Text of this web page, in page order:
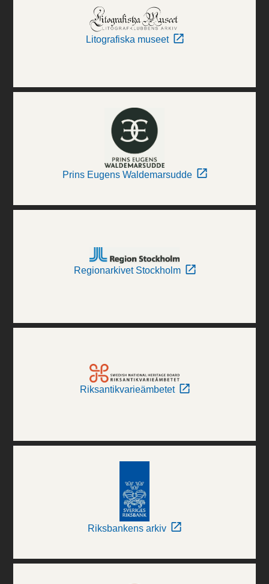
Litografiska museet
Prins Eugens Waldemarsudde
Regionarkivet Stockholm
Riksantikvarieämbetet
Riksbankens arkiv